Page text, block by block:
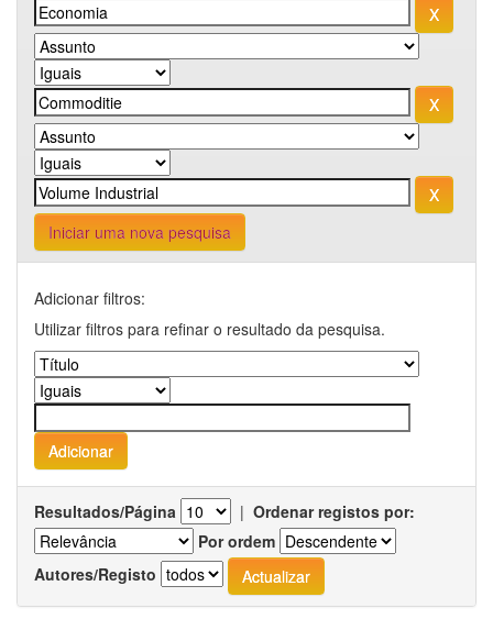
Iniciar uma nova pesquisa
Adicionar filtros:
Utilizar filtros para refinar o resultado da pesquisa.
Resultados/Página | Ordenar registos por:
Por ordem
Autores/Registo